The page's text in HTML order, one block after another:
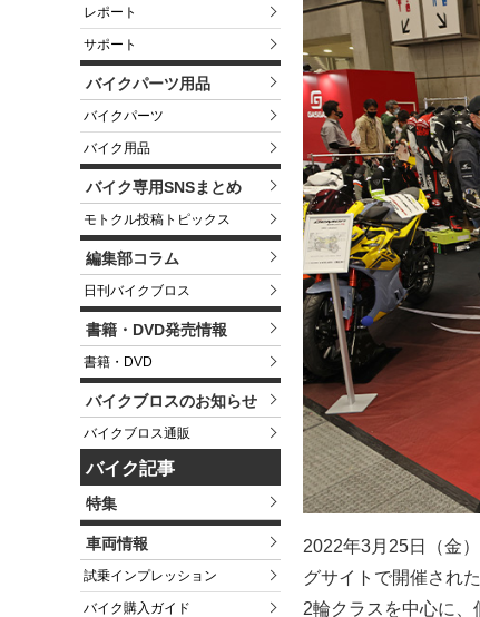
レポート
サポート
バイクパーツ用品
バイクパーツ
バイク用品
バイク専用SNSまとめ
モトクル投稿トピックス
編集部コラム
日刊バイクブロス
書籍・DVD発売情報
書籍・DVD
バイクブロスのお知らせ
バイクブロス通販
バイク記事
特集
車両情報
試乗インプレッション
バイク購入ガイド
2022年3月25日（金
グサイトで開催され
2輪クラスを中心に、